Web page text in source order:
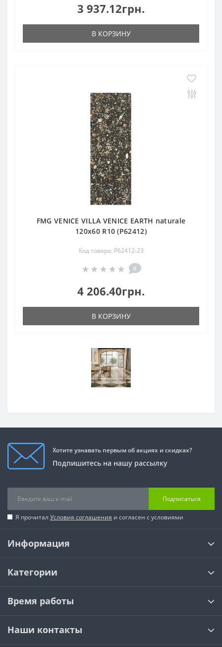
3 937.12грн.
В КОРЗИНУ
FMG VENICE VILLA VENICE EARTH naturale
120x60 R10 (P62412)
Код товара: P62412-23
0
4 206.40грн.
В КОРЗИНУ
Хотите узнавать первым об акциях и скидках?
Подпишитесь на нашу рассылку
Подписаться
Я прочитал Условия соглашения и согласен с условиями
Информация
Категории
Время работы
Наши контакты